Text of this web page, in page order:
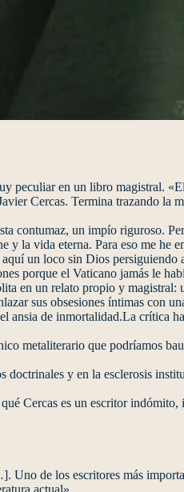
peculiar en un libro magistral.
Cercas. Termina trazando la
contumaz, un impío riguroso.
la vida eterna. Para eso me he
un loco sin Dios
porque el Vaticano jamás le
en un relato propio y
sus obsesiones íntimas con
ansia de inmortalidad.La crítica
metaliterario que podríamos
y en la esclerosis
Cercas es un escritor
Uno de los escritores más
actual».